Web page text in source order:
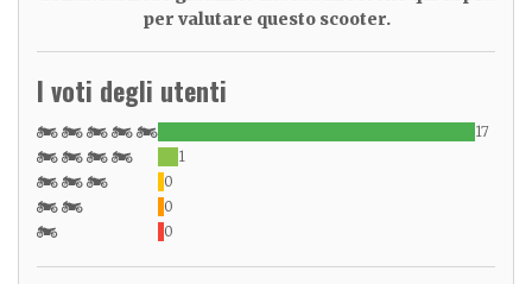
per valutare questo scooter.
I voti degli utenti
17
1
0
0
0